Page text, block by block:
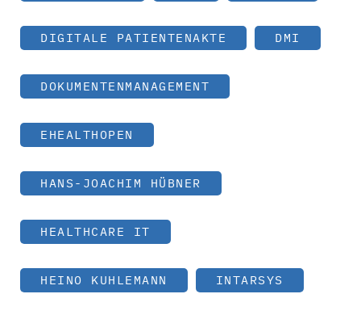
DIGITALE PATIENTENAKTE DMI
DOKUMENTENMANAGEMENT
EHEALTHOPEN
HANS-JOACHIM HÜBNER
HEALTHCARE IT
HEINO KUHLEMANN INTARSYS